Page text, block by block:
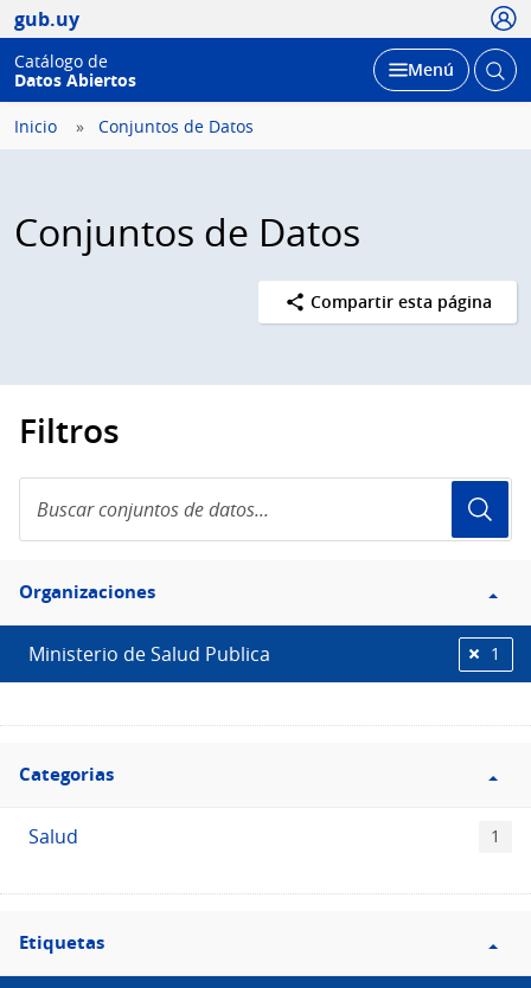
gub.uy
Catálogo de
Datos Abiertos
Desplegar
Menú Abrir
Inicio Conjuntos de Datos
Conjuntos de Datos
Compartir esta página
Filtros
conjuntos
de
Filtro
Organizaciones
Organizaciones
Ministerio de Salud Publica 1
Filtro
Categorias
Categorias
Salud 1
Filtro
Etiquetas
Etiquetas